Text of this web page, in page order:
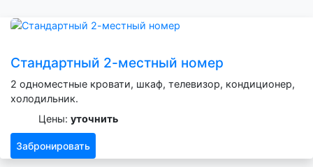
Стандартный 2-местный номер
2 одноместные кровати, шкаф, телевизор, кондиционер,
холодильник.
Цены: уточнить
Забронировать